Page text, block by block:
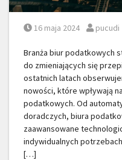
Posted on
16 maja 2024 Posted
pucudi
Branża biur podatkowych
do zmieniających się
ostatnich latach
nowości, które wpływają
podatkowych. Od
doradczych, biura
zaawansowane
indywidualnych
[…]